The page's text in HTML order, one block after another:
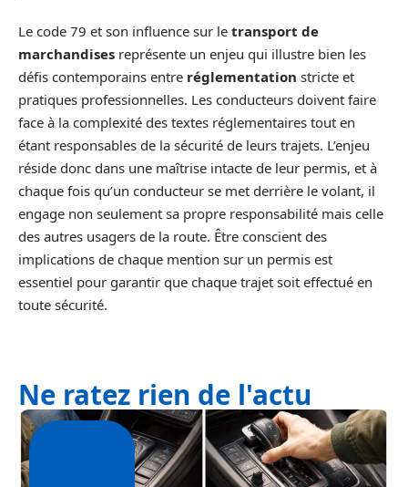
Le code 79 et son influence sur le transport de
marchandises représente un enjeu qui illustre bien les
défis contemporains entre réglementation stricte et
pratiques professionnelles. Les conducteurs doivent faire
face à la complexité des textes réglementaires tout en
étant responsables de la sécurité de leurs trajets. L’enjeu
réside donc dans une maîtrise intacte de leur permis, et à
chaque fois qu’un conducteur se met derrière le volant, il
engage non seulement sa propre responsabilité mais celle
des autres usagers de la route. Être conscient des
implications de chaque mention sur un permis est
essentiel pour garantir que chaque trajet soit effectué en
toute sécurité.
Ne ratez rien de l'actu